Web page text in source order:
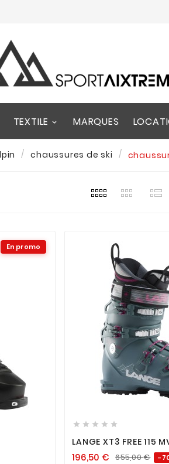
TEXTILE MARQUES
chaussures de ski
En promo
 
    
LANGE XT3 FREE 115
196,50€ 655,00€ -